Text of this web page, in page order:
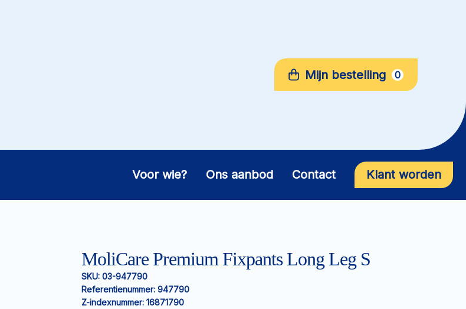
Mijn bestelling 0
Voor wie? Ons aanbod Contact Klant worden
MoliCare Premium Fixpants Long Leg S
SKU: 03-947790
Referentienummer: 947790
Z-indexnummer: 16871790